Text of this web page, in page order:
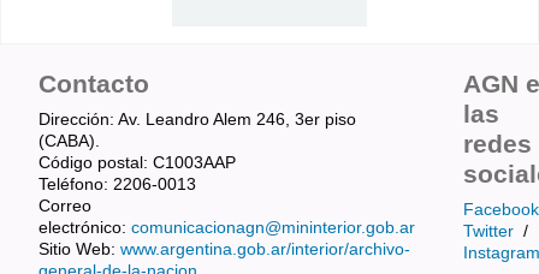
Contacto
Dirección: Av. Leandro Alem 246, 3er piso
(CABA).
Código postal: C1003AAP
Teléfono: 2206-0013
Correo
electrónico: comunicacionagn@mininterior.gob.ar
Sitio Web: www.argentina.gob.ar/interior/archivo-
AGN
las
redes
Facebook
Twitter /
Instagram